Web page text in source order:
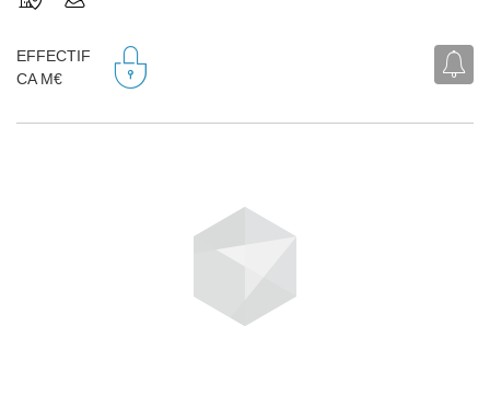
EFFECTIF
CA M€